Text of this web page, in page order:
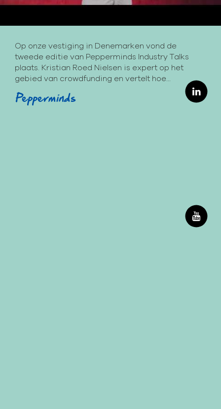
Op onze vestiging in Denemarken vond de
tweede editie van Pepperminds Industry Talks
plaats. Kristian Roed Nielsen is expert op het
gebied van crowdfunding en vertelt hoe...
Pepperminds